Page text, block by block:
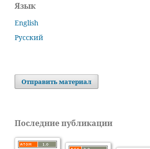
Язык
English
Русский
Отправить материал
Последние публикации